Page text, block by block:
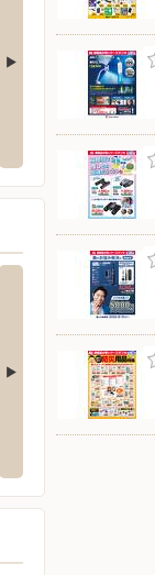
田字屋敷通261
田12-1